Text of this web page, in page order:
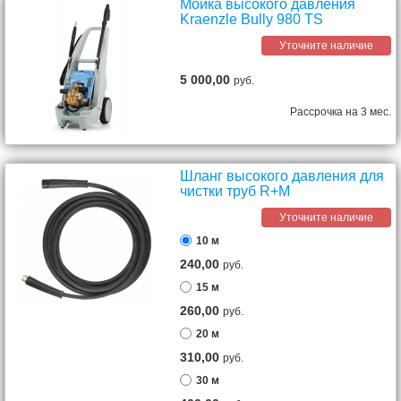
Мойка высокого давления
Kraenzle Bully 980 TS
Уточните наличие
5 000,00руб.
Рассрочка на 3 мес.
Шланг высокого давления для
чистки труб R+M
Уточните наличие
10 м
240,00руб.
15 м
260,00руб.
20 м
310,00руб.
30 м